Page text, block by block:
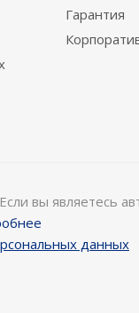
Гарантия
вы являетесь
данных